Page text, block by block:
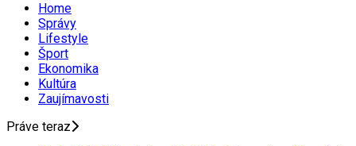
Home
Správy
Lifestyle
Šport
Ekonomika
Kultúra
Zaujímavosti
Práve teraz